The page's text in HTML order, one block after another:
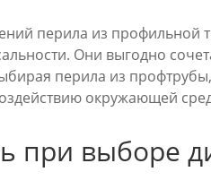
перила из профильной
Они выгодно
перила из
окружающей
при выборе